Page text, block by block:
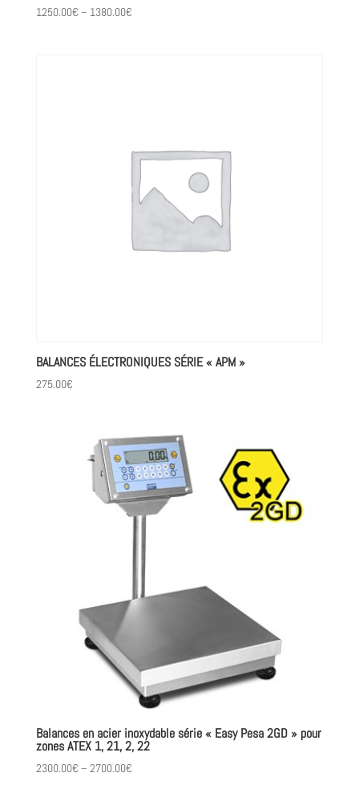
1250.00€ – 1380.00€
BALANCES ÉLECTRONIQUES SÉRIE « APM »
275.00€
Balances en acier inoxydable série « Easy Pesa 2GD » pour
zones ATEX 1, 21, 2, 22
2300.00€ – 2700.00€